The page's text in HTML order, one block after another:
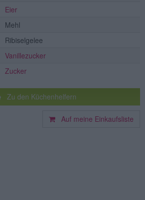
Eier
Mehl
Ribiselgelee
Vanillezucker
Zucker
Zu den Küchenhelfern
Auf meine Einkaufsliste